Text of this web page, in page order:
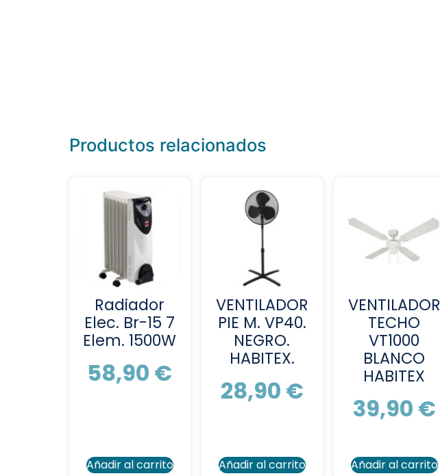
Productos relacionados
Radiador
Elec. Br-15 7
Elem. 1500W
58,90 €
Añadir al carrito
VENTILADOR
PIE M. VP40.
NEGRO.
HABITEX.
28,90 €
Añadir al carrito
VENTILADOR
TECHO
VT1000
BLANCO
HABITEX
39,90 €
Añadir al carrito